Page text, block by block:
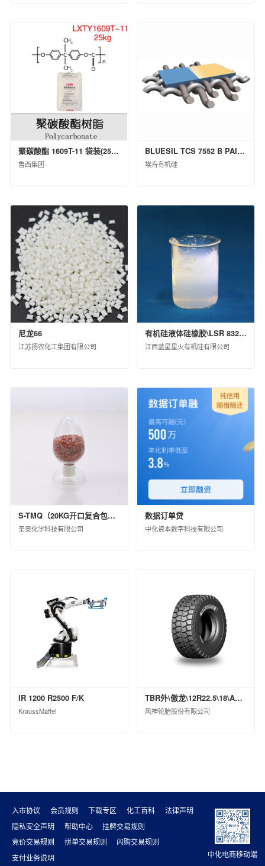
江西星火航天新材料有限公司
风神轮胎股份有限公司
青岛橡六输送带有限公司
上海克劳斯玛菲机械有限公司
天华化工机械及自动化研究设计院有限公司
福建天华智能装备有限公司
益阳橡胶塑料机械集团有限公司
桂林橡胶机械有限公司
蓝星（北京）化工机械有限公司
华夏汉华化工装备有限公司
北京宏远南口创新技术有限公司
中国化工信息中心有限公司
昊华化工科技集团股份有限公司
中化石油安徽有限公司
中化国际石油（天津）有限公司
中化石油广东有限公司
中化石油安徽六安有限公司
黑龙江省龙德石油销售有限公司
中化石油江苏有限公司
中化石油江苏无锡有限公司
中化石油福建有限公司
中化健康产业发展有限公司
中化国际(控股)股份有限公司产业资源事业部
中化国际新材料（河北）有限公司
中化石油山东有限公司
中化河北有限公司
中化石油湖南有限公司
山东昌邑石化有限公司
山东华星石油化工集团有限公司
中化石油湖北有限公司
正和集团股份有限公司
中化能源科技有限公司
聚碳酸酯 1609T-11 袋装(25kg)
鲁西集团
BLUESIL TCS 7552 B PAIL P 20KG
埃肯有机硅
尼龙66
江苏扬农化工集团有限公司
有机硅液体硅橡胶\LSR 8320 H B\桶装(KG)\200
江西蓝星星火有机硅有限公司
S-TMQ（20KG开口复合包装）
圣奥化学科技有限公司
数据订单贷
中化资本数字科技有限公司
IR 1200 R2500 F/K
KraussMaffei
TBR外\傲龙\12R22.5\18\ASR79ⅡPI\TL\0
风神轮胎股份有限公司
入市协议 会员规则 下载专区 化工百科
法律声明
隐私安全声明
帮助中心
挂牌交易规则
竞价交易规则
拼单交易规则
闪购交易规则
支付业务说明
中化电商移动端